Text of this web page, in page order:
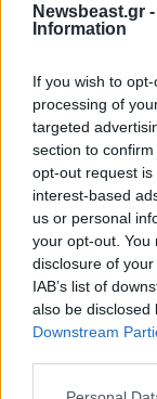
Newsbeast.gr -
Information
If you wish to
processing of
targeted
section to
opt-out request
interest-based
us or personal
your opt-out. You
disclosure of
IAB’s list of
also be disclosed
Downstream
Please note that